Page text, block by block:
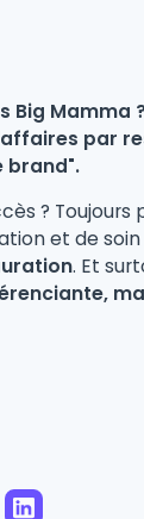
Big Mamma
par
brand".
? Toujours
et de
. Et